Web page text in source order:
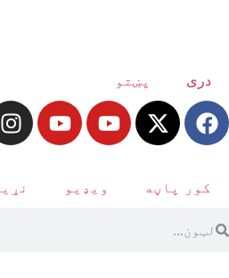
دری پښتو
کور پاڼه ویډیو